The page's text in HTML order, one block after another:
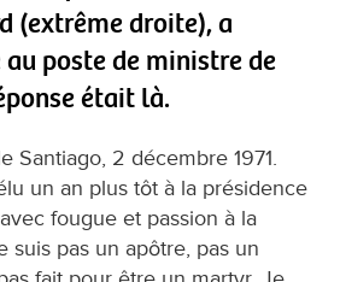
(extrême droite), a
poste de ministre de
était là.
Santiago, 2 décembre 1971.
un an plus tôt à la présidence
fougue et passion à la
suis pas un apôtre, pas un